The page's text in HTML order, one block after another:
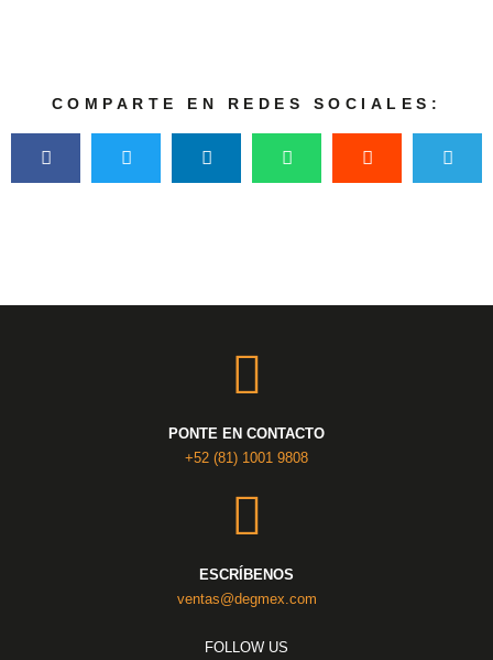
COMPARTE EN REDES SOCIALES:
PONTE EN CONTACTO
+52 (81) 1001 9808
ESCRÍBENOS
ventas@degmex.com
FOLLOW US